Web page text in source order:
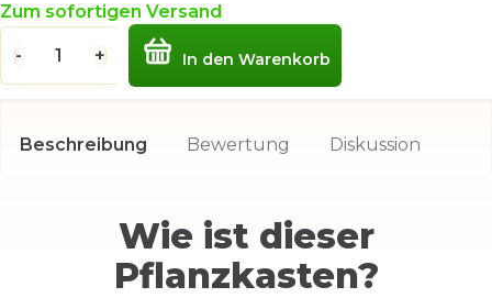
Zum sofortigen Versand
In den Warenkorb
Beschreibung Bewertung Diskussion
Wie ist dieser
Pflanzkasten?